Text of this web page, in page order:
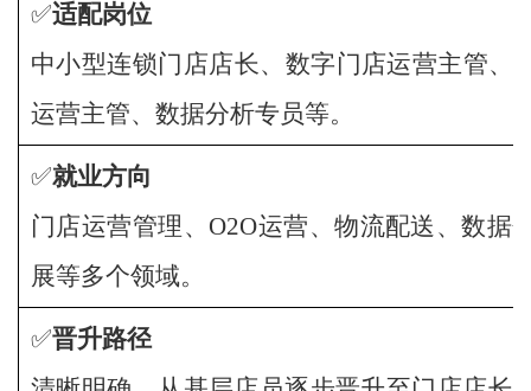
✅适配岗位
中小型连锁门店店长、数字门店运营主管、
运营主管、数据分析专员等。
✅就业方向
门店运营管理、O2O运营、物流配送、数
展等多个领域。
✅晋升路径